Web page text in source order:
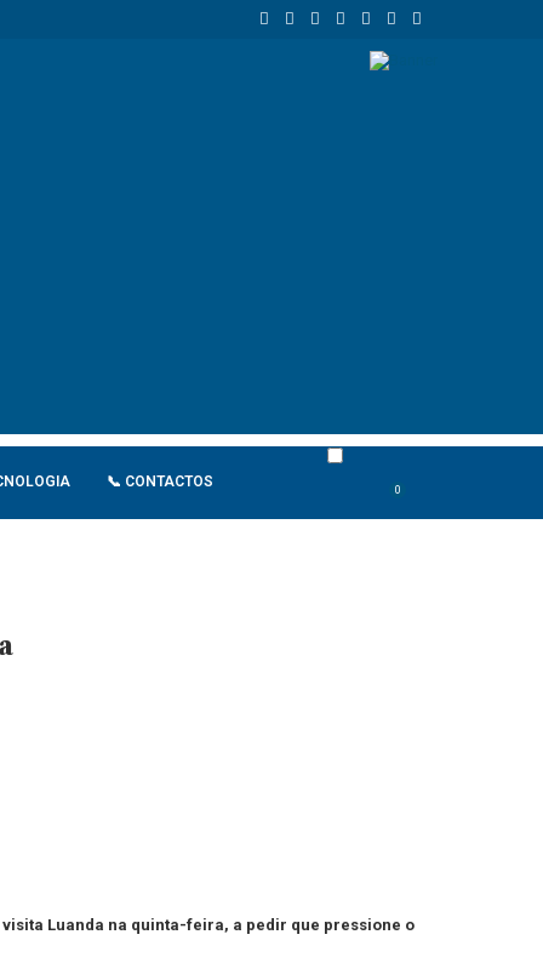
Intervenção policial junto à sede da UNITA no Uíge deixa
📞 CONTACTOS 0
Luanda na quinta-feira, a pedir que pressione o